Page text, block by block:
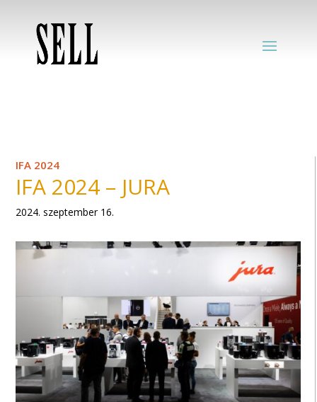
IFA 2024
IFA 2024 – JURA
2024. szeptember 16.